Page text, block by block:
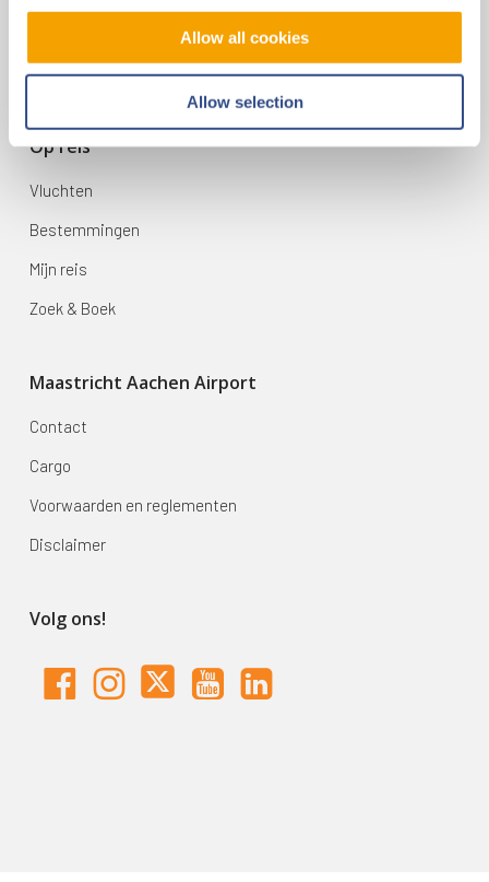
Allow all cookies
Allow selection
6199 AD Maastricht Airport
infodesk@maa.nl
Op reis
Vluchten
Bestemmingen
Mijn reis
Zoek & Boek
Maastricht Aachen Airport
Contact
Cargo
Voorwaarden en reglementen
Disclaimer
Volg ons!